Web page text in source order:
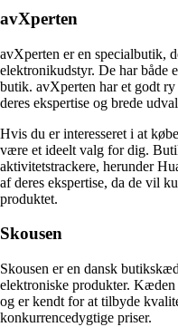
avXperten
avXperten er en specialbutik,
elektronikudstyr. De har både
butik. avXperten har et godt
deres ekspertise og brede
Hvis du er interesseret i at
være et ideelt valg for dig.
aktivitetstrackere, herunder
af deres ekspertise, da de vil
produktet.
Skousen
Skousen er en dansk
elektroniske produkter.
og er kendt for at tilbyde
konkurrencedygtige priser.